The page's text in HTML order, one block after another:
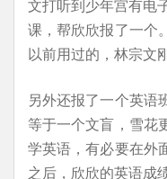
文打听到少年宫有电
课，帮欣欣报了一个
以前用过的，林宗文
另外还报了一个英语
等于一个文盲，雪花
学英语，有必要在外
之后，欣欣的英语成